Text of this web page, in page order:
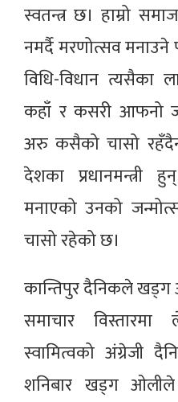
स्वतन्त्र छ। हाम्रो
नमर्दै मरणोत्सव
विधि-विधान त्यसैका
कहाँ र कसरी आफनो
अरु कसैको चासो
देशका प्रधानमन्त्री
मनाएको उनको
चासो रहेको छ।
कान्तिपुर दैनिकले
समाचार
स्वामित्वको अंग्रेजी
शनिबार खड्ग